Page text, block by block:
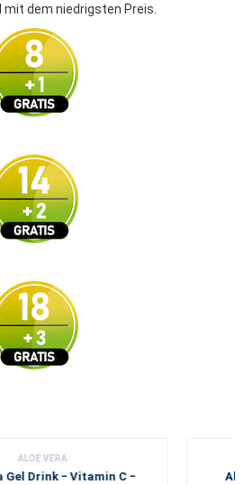
dem niedrigsten Preis.
ALOE VERA
Gel Drink − Vitamin C −